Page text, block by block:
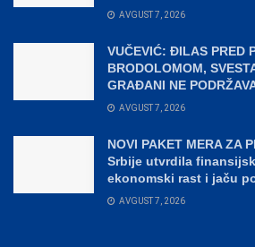
AVGUST 7, 2026
VUČEVIĆ: ĐILAS PRED
BRODOLOMOM,
GRAĐANI NE
AVGUST 7, 2026
NOVI PAKET MERA ZA
Srbije utvrdila
ekonomski rast i jaču
AVGUST 7, 2026